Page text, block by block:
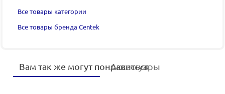
Все товары категории
Все товары бренда Centek
Вам так же могут понравиться
Аксессуары